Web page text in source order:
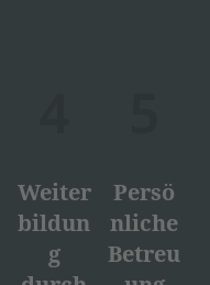
Weiter
bildun
g
Persö
nliche
Betreu